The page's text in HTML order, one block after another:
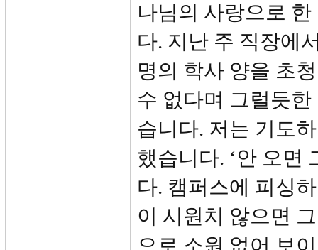
나님의 사랑으로
다. 지난 주 직장에
명의 학사 양을 초
수 없다며 그럴듯
습니다. 저는 기도
했습니다. ‘안 오면
다. 캠퍼스에 피싱
이 시원치 않으면
으로 소원 없어 보